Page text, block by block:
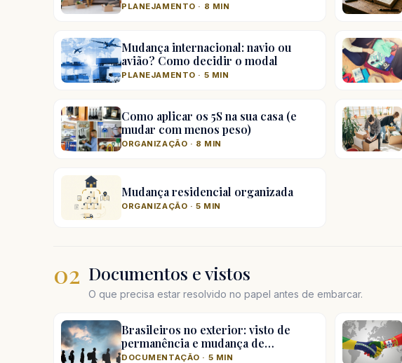
PLANEJAMENTO · 8 MIN
Mudança internacional: navio ou
avião? Como decidir o modal
PLANEJAMENTO · 5 MIN
Como aplicar os 5S na sua casa (e
mudar com menos peso)
ORGANIZAÇÃO · 8 MIN
Mudança residencial organizada
ORGANIZAÇÃO · 5 MIN
02 Documentos e vistos
O que precisa estar resolvido no papel antes de embarcar.
Brasileiros no exterior: visto de
permanência e mudança de…
DOCUMENTAÇÃO · 5 MIN